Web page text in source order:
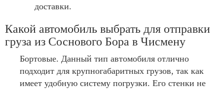
доставки.
Какой автомобиль выбрать для отправки
груза из Соснового Бора в Чисмену
Бортовые. Данный тип автомобиля отлично
подходит для крупногабаритных грузов, так как
имеет удобную систему погрузки. Его стенки не